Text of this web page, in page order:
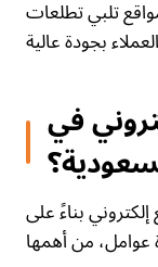
تلبي تطلعات
في
بناءً على